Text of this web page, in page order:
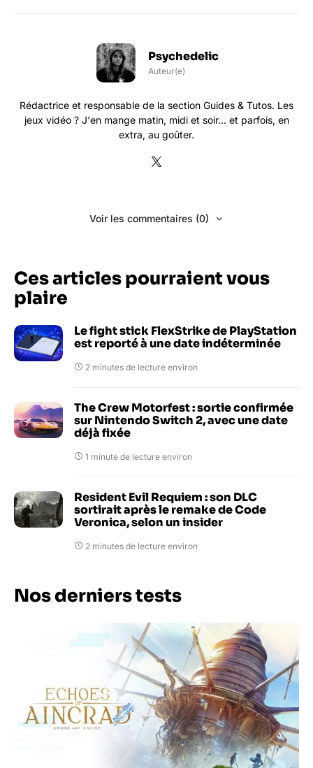
Psychedelic
Auteur(e)
Rédactrice et responsable de la section Guides & Tutos. Les
jeux vidéo ? J'en mange matin, midi et soir... et parfois, en
extra, au goûter.
Voir les commentaires (0)
Ces articles pourraient vous
plaire
Le fight stick FlexStrike de PlayStation
est reporté à une date indéterminée
2 minutes de lecture environ
The Crew Motorfest : sortie confirmée
sur Nintendo Switch 2, avec une date
déjà fixée
1 minute de lecture environ
Resident Evil Requiem : son DLC
sortirait après le remake de Code
Veronica, selon un insider
2 minutes de lecture environ
Nos derniers tests